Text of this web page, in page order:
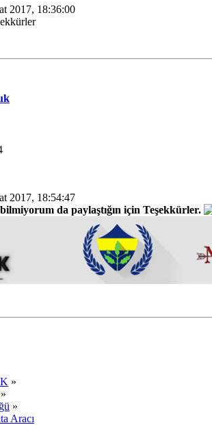
2017, 18:36:00
2017, 18:54:47
da paylaştığın için Teşekkürler.
»
»
»
Aracı